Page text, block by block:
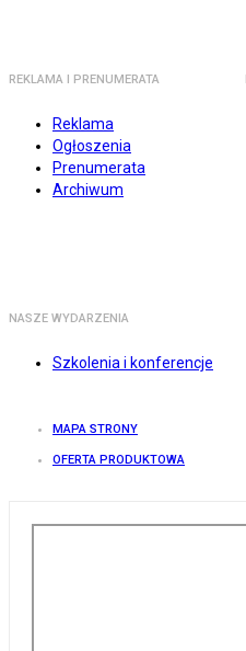
REKLAMA I PRENUMERATA
Reklama
Ogłoszenia
Prenumerata
Archiwum
NASZE WYDARZENIA
Szkolenia i konferencje
MAPA STRONY
OFERTA PRODUKTOWA